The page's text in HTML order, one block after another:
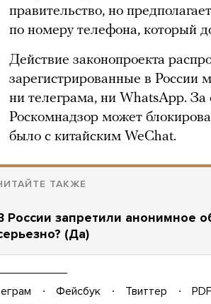
правительство, но
по номеру телефона, который
Действие законопроекта
зарегистрированные в России
ни телеграма, ни WhatsApp. За
Роскомнадзор может
было с китайским WeChat.
ТАКЖЕ
России запретили анонимное
(Да)
Фейсбук Твиттер PDF